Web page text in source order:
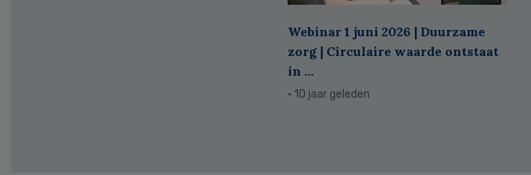
Webinar 1 juni 2026 | Duurzame
zorg | Circulaire waarde ontstaat
in ...
· 10 jaar geleden